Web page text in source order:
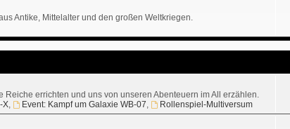
Antike, Mittelalter und den großen Weltkriegen.
errichten und uns von unseren Abenteuern im All erzählen.
X, Event: Kampf um Galaxie WB-07, Rollenspiel-Multiversum